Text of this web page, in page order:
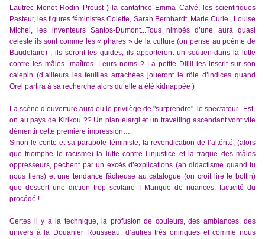
Lautrec Monet Rodin Proust ) la cantatrice Emma Calvé, les scientifiques
Pasteur, les figures féministes Colette, Sarah Bernhardt, Marie Curie , Louise
Michel, les inventeurs Santos-Dumont...Tous nimbés d’une auraquasi
céleste ils sont comme les « phares » de la culture(on pense au poème de
Baudelaire) , ils seront les guides, ils apporteront un soutien dans la lutte
contre les mâles- maîtres. Leurs noms ? La petite Dilili les inscrit sur son
calepin (d’ailleurs les feuilles arrachées joueront le rôle d’indices quand
Orel partira à sa recherche alors qu’elle a été kidnappée )
La scène d’ouverture aura eu le privilège de "surprendre" le spectateur. Est-
on au pays de Kirikou ?? Un plan élargi et un travelling ascendant vont vite
démentir cette première impression….
Sinon le conte et sa parabole féministe, la revendication de l’altérité, (alors
que triomphe le racisme) la lutte contre l’injustice et la traque des mâles
oppresseurs, pèchent par un excès d’explications (ah didactisme quand tu
nous tiens) et une tendance fâcheuse au catalogue (on croit lire le bottin)
que dessert une diction trop scolaire ! Manque de nuances, facticité du
procédé !
Certes il y a la technique, la profusion de couleurs, des ambiances, des
univers à la Douanier Rousseau, d’autres très oniriques et comme nous